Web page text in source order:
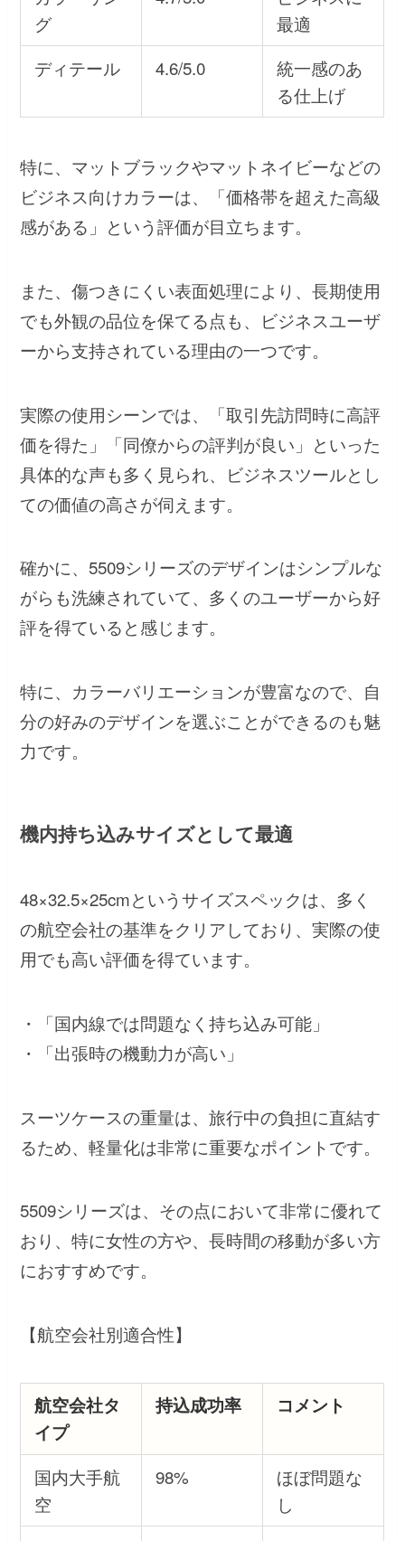
グ
最適
ディテール
4.6/5.0
統一感のあ
る仕上げ
特に、マットブラックやマットネイビーなどの
ビジネス向けカラーは、「価格帯を超えた高級
感がある」という評価が目立ちます。
また、傷つきにくい表面処理により、長期使用
でも外観の品位を保てる点も、ビジネスユーザ
ーから支持されている理由の一つです。
実際の使用シーンでは、「取引先訪問時に高評
価を得た」「同僚からの評判が良い」といった
具体的な声も多く見られ、ビジネスツールとし
ての価値の高さが伺えます。
確かに、5509シリーズのデザインはシンプルな
がらも洗練されていて、多くのユーザーから好
評を得ていると感じます。
特に、カラーバリエーションが豊富なので、自
分の好みのデザインを選ぶことができるのも魅
力です。
機内持ち込みサイズとして最適
48×32.5×25cmというサイズスペックは、多く
の航空会社の基準をクリアしており、実際の使
用でも高い評価を得ています。
・「国内線では問題なく持ち込み可能」
・「出張時の機動力が高い」
スーツケースの重量は、旅行中の負担に直結す
るため、軽量化は非常に重要なポイントです。
5509シリーズは、その点において非常に優れて
おり、特に女性の方や、長時間の移動が多い方
におすすめです。
【航空会社別適合性】
航空会社タ
イプ
持込成功率 コメント
国内大手航
空
98%
ほぼ問題な
し